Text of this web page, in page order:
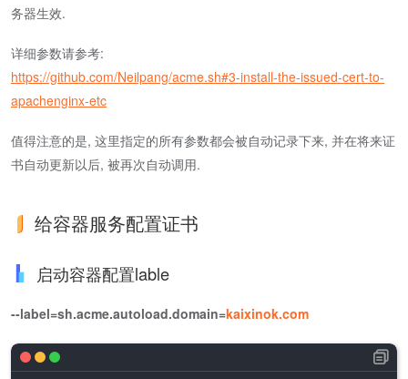
务器生效.
详细参数请参考:
https://github.com/Neilpang/acme.sh#3-install-the-issued-cert-to-
apachenginx-etc
值得注意的是, 这里指定的所有参数都会被自动记录下来, 并在将来证
书自动更新以后, 被再次自动调用.
给容器服务配置证书
启动容器配置lable
--label=sh.acme.autoload.domain=kaixinok.com